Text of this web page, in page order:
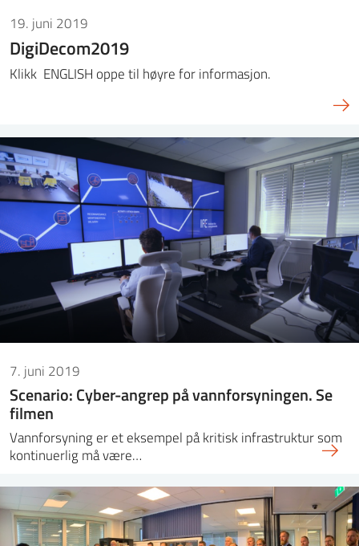
19. juni 2019
DigiDecom2019
Klikk ENGLISH oppe til høyre for informasjon.
7. juni 2019
Scenario: Cyber-angrep på vannforsyningen. Se
filmen
Vannforsyning er et eksempel på kritisk infrastruktur som
kontinuerlig må være…